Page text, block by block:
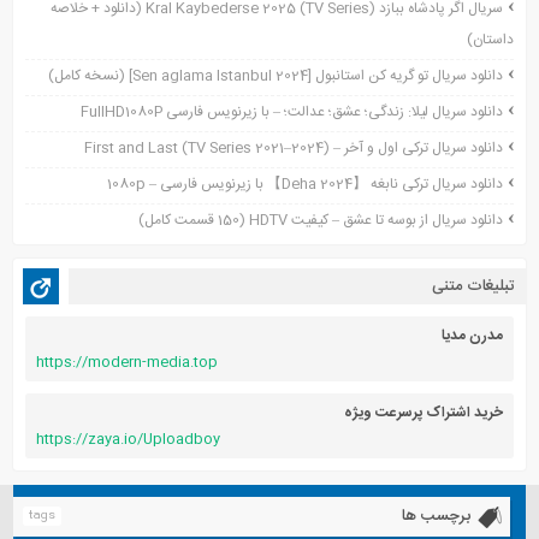
سپتامبر 2021
آگوست 2021
جولای 2021
ژوئن 2021
می 2021
آگوست 2020
سریال اگر پادشاه ببازد Kral Kaybederse 2025 (TV Series) (دانلود + خلاصه
داستان)
دانلود سریال تو گریه کن استانبول [Sen aglama Istanbul 2024] (نسخه کامل)
دانلود سریال لیلا: زندگی؛ عشق؛ عدالت؛ – با زیرنویس فارسی FullHD1080P
دانلود سریال ترکی اول و آخر – First and Last (TV Series 2021–2024)
دانلود سریال ترکی نابغه 【Deha 2024】 با زیرنویس فارسی – 1080p
دانلود سریال از بوسه تا عشق – کیفیت HDTV (150 قسمت کامل)
تبلیغات متنی
مدرن مدیا
https://modern-media.top
خرید اشتراک پرسرعت ویژه
https://zaya.io/Uploadboy
برچسب ها tags